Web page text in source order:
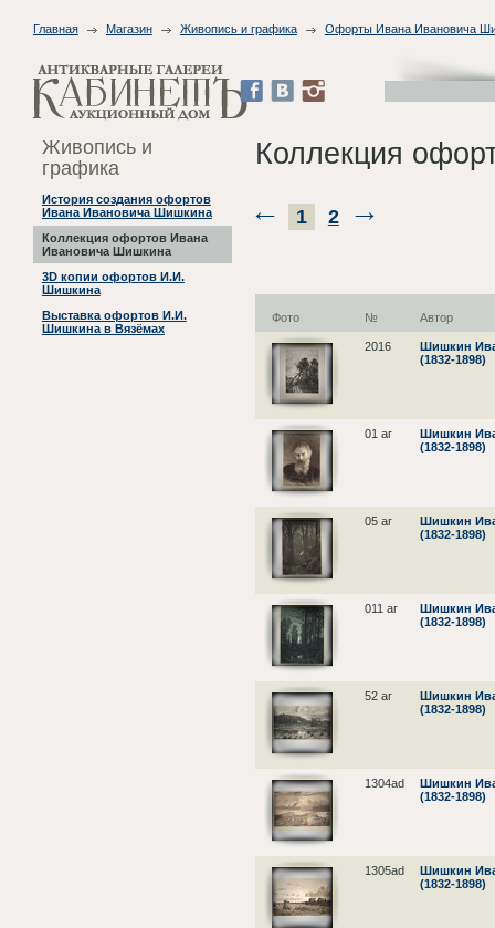
Главная Магазин Живопись и графика Офорты Ивана Ивановича
Живопись и
графика
История создания офортов
Ивана Ивановича Шишкина
Коллекция офортов Ивана
Ивановича Шишкина
3D копии офортов И.И.
Шишкина
Выставка офортов И.И.
Шишкина в Вязёмах
Коллекция
1 2
Фото № Автор
2016
Шишкин
(1832-1898)
01 аг
Шишкин
(1832-1898)
05 аг
Шишкин
(1832-1898)
011 аг
Шишкин
(1832-1898)
52 аг
Шишкин
(1832-1898)
1304ad
Шишкин
(1832-1898)
1305ad
Шишкин
(1832-1898)